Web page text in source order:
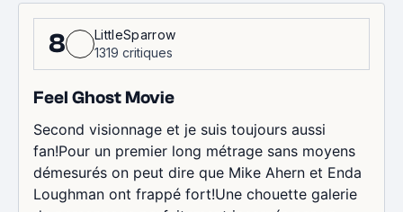
8
LittleSparrow
1319 critiques
Feel Ghost Movie
Second visionnage et je suis toujours aussi
fan!Pour un premier long métrage sans moyens
démesurés on peut dire que Mike Ahern et Enda
Loughman ont frappé fort!Une chouette galerie